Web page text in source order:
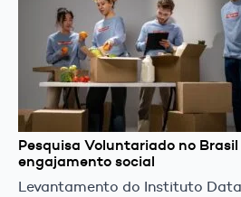
Pesquisa Voluntariado no
engajamento social
Levantamento do Instituto